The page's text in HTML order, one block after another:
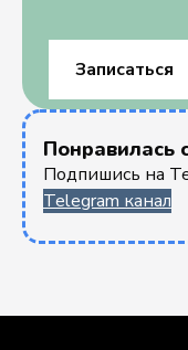
Записаться
Понравилась
Подпишись на
Telegram канал